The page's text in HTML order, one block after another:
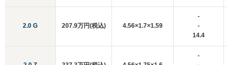
2.0 G 207.9万円(税込) 4.56×1.7×1.59
-
-
14.4
-